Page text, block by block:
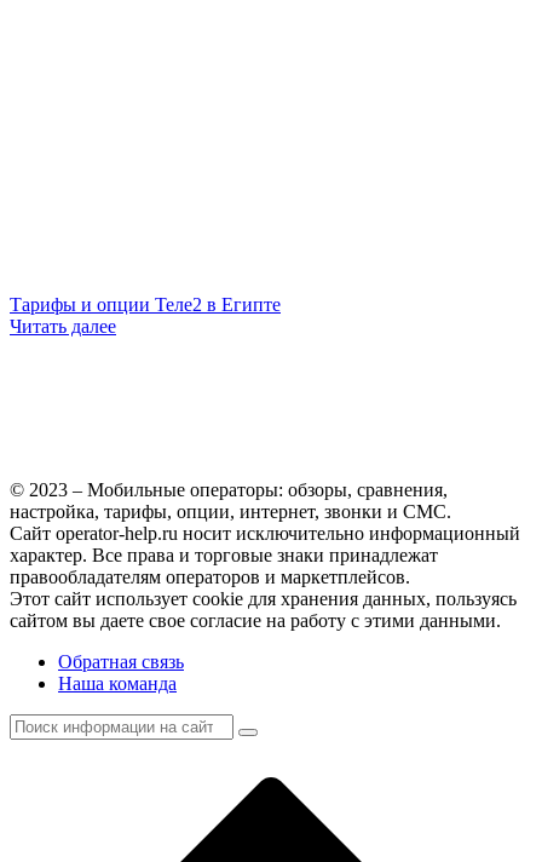
Тарифы и опции Теле2 в Египте
Читать далее
© 2023 – Мобильные операторы: обзоры, сравнения,
настройка, тарифы, опции, интернет, звонки и СМС.
Сайт operator-help.ru носит исключительно информационный
характер. Все права и торговые знаки принадлежат
правообладателям операторов и маркетплейсов.
Этот сайт использует cookie для хранения данных, пользуясь
сайтом вы даете свое согласие на работу с этими данными.
Обратная связь
Наша команда